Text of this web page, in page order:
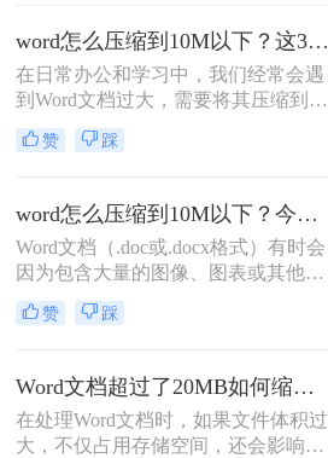
介绍几种方法来帮助你缩小Word文档
的大小。
word怎么压缩到10M以下？这3个方法教你word压缩文件大小
在日常办公和学习中，我们经常会遇
到Word文档过大，需要将其压缩到特
定大小以下的情况，比如10M。过大
的Word文档不仅占用存储空间，而且
么Word怎么压缩到10M以下呢？下
面，我们将介绍几种简单有效的方法
来压缩Word文档到10M以下。
赞 踩
word怎么压缩到10M以下？今天分享4个压缩方法！
Word文档（.doc或.docx格式）有时会
因为包含大量的图像、图表或其他多
媒体元素而变得非常大。为了便于通
过电子邮件发送或节省存储空间，您
word怎么压缩到10M以下呢？本文将
介绍几种常用的方法来压缩Word文
档。
赞 踩
Word文档超过了20MB如何缩小？试试这2个常用压缩方法！
在处理Word文档时，如果文件体积过
大，不仅占用存储空间，还会影响文